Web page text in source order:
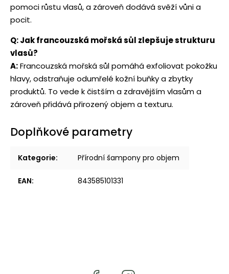
pomoci růstu vlasů, a zároveň dodává svěží vůni a
pocit.
Q: Jak francouzská mořská sůl zlepšuje strukturu
vlasů?
A:Francouzská mořská sůl pomáhá exfoliovat pokožku
hlavy, odstraňuje odumřelé kožní buňky a zbytky
produktů. To vede k čistším a zdravějším vlasům a
zároveň přidává přirozený objem a texturu.
Doplňkové parametry
Kategorie: Přírodní šampony pro objem
EAN: 843585101331